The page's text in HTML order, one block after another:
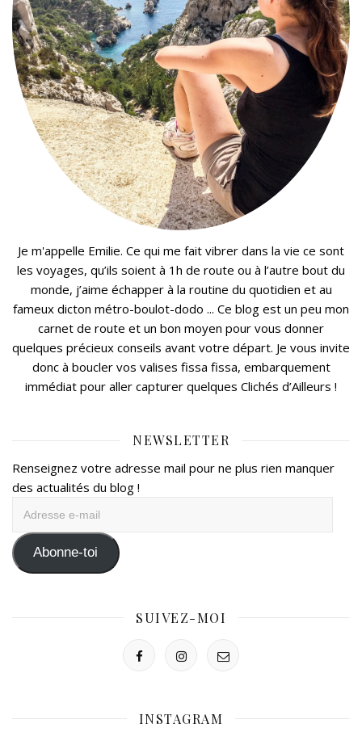
Je m'appelle Emilie. Ce qui me fait vibrer dans la vie ce sont
les voyages, qu’ils soient à 1h de route ou à l’autre bout du
monde, j’aime échapper à la routine du quotidien et au
fameux dicton métro-boulot-dodo ... Ce blog est un peu mon
carnet de route et un bon moyen pour vous donner
quelques précieux conseils avant votre départ. Je vous invite
donc à boucler vos valises fissa fissa, embarquement
immédiat pour aller capturer quelques Clichés d’Ailleurs !
NEWSLETTER
Renseignez votre adresse mail pour ne plus rien manquer
des actualités du blog !
mail Abonne-toi
SUIVEZ-MOI
INSTAGRAM